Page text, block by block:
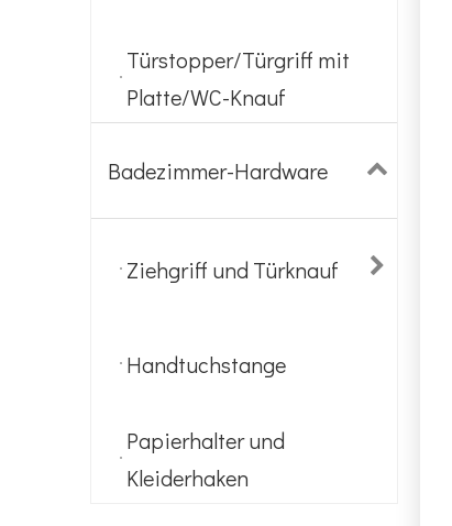
Türstopper/Türgriff mit
Platte/WC-Knauf
Badezimmer-Hardware
Ziehgriff und Türknauf
Handtuchstange
Papierhalter und
Kleiderhaken